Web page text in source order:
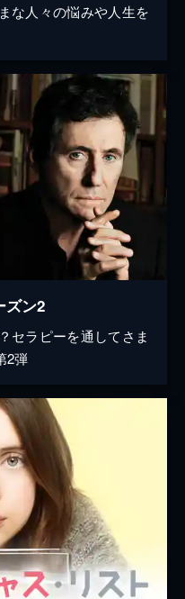
な人々の悩みや人生を
ズン2
セラピーを通してさま
2弾